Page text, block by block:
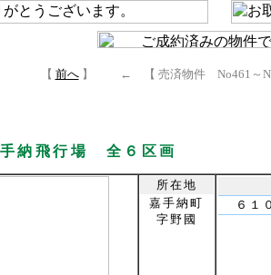
【 前へ】 ← 【 売済物件 No461～
納飛行場 全６区画
所在地
嘉手納町
字野國
６１